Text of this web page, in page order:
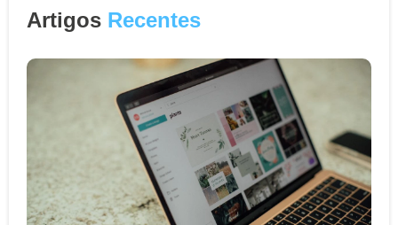
Artigos Recentes